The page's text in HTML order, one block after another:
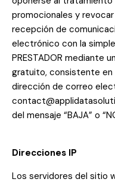
promocionales y
recepción de
electrónico con la
PRESTADOR mediante
gratuito, consistente en
dirección de correo
del mensaje “BAJA” o
Direcciones IP
Los servidores del sitio